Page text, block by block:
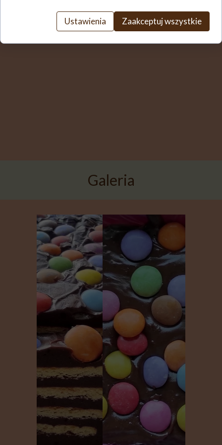
Galeria
Ustawienia Zaakceptuj wszystkie